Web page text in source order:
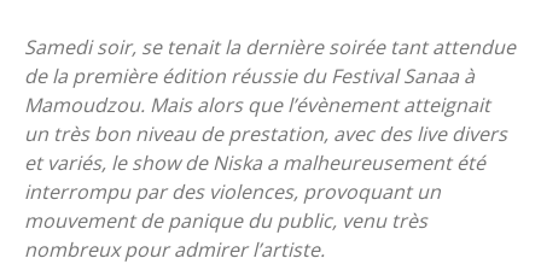
Samedi soir, se tenait la dernière soirée tant attendue
de la première édition réussie du Festival Sanaa à
Mamoudzou. Mais alors que l’évènement atteignait
un très bon niveau de prestation, avec des live divers
et variés, le show de Niska a malheureusement été
interrompu par des violences, provoquant un
mouvement de panique du public, venu très
nombreux pour admirer l’artiste.